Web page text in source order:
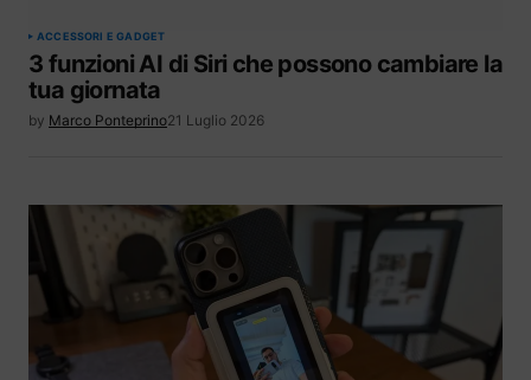
ACCESSORI E GADGET
3 funzioni AI di Siri che possono cambiare la
tua giornata
by Marco Ponteprino21 Luglio 2026